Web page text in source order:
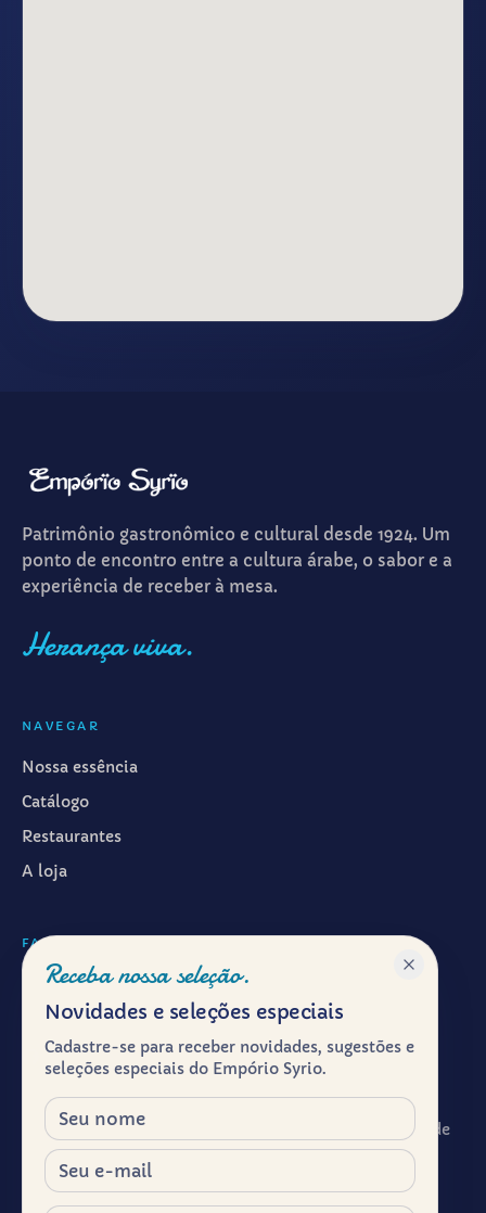
Patrimônio gastronômico e cultural desde 1924. Um
ponto de encontro entre a cultura árabe, o sabor e a
experiência de receber à mesa.
Herança viva.
NAVEGAR
Nossa essência
Catálogo
Restaurantes
A loja
FALAR CONOSCO
WhatsApp ·(11) 99601-7286
Instagram · @emporiosyrio
Facebook · @emporiosyrio
contato@emporiosyrio.com.br
R. Comendador Abdo Schahin, 136 - Centro Histórico de
São Paulo, São Paulo - SP, 01023-050
Segunda a sábado, das 9h às 19h
Receba nossa seleção.
Novidades e seleções especiais
Cadastre-se para receber novidades, sugestões e
seleções especiais do Empório Syrio.
Nome
E-mail